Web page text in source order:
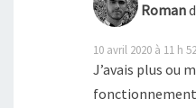
Roman
10 avril 2020 à 11 h
J’avais plus ou